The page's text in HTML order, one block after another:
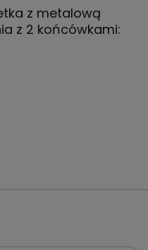
z metalową
z 2 końcówkami: